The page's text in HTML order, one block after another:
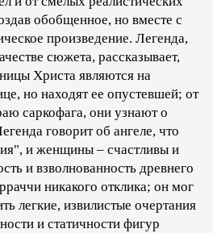
обобщенное, но вместе с
произведение. Легенда,
сюжета, рассказывает,
Христа являются на
но находят ее опустевшей; от
саркофага, они узнают о
говорит об ангеле, что
и женщины – счастливы и
и взволнованность древнего
никакого отклика; он мог
легкие, извилистые очертания
и статичности фигур